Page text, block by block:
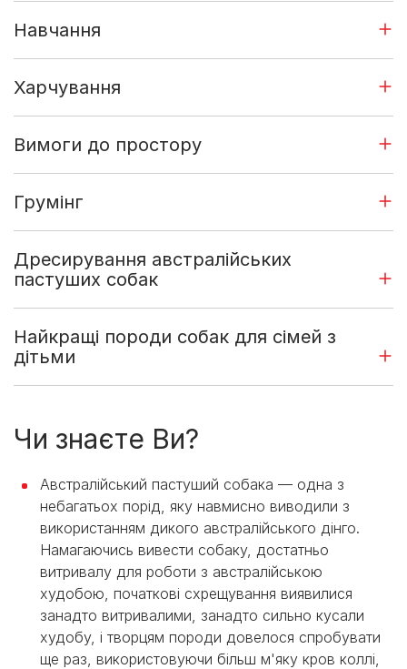
Навчання
Харчування
Вимоги до простору
Грумінг
Дресирування австралійських
пастуших собак
Найкращі породи собак для сімей з
дітьми
Чи знаєте Ви?
Австралійський пастуший собака — одна з
небагатьох порід, яку навмисно виводили з
використанням дикого австралійського дінго.
Намагаючись вивести собаку, достатньо
витривалу для роботи з австралійською
худобою, початкові схрещування виявилися
занадто витривалими, занадто сильно кусали
худобу, і творцям породи довелося спробувати
ще раз, використовуючи більш м'яку кров коллі,